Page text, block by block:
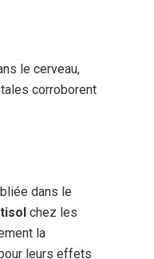
le cerveau,
corroborent
dans le
chez les
la
leurs effets